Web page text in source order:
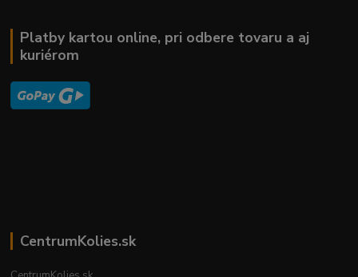
Platby kartou online, pri odbere tovaru a aj
kuriérom
CentrumKolies.sk